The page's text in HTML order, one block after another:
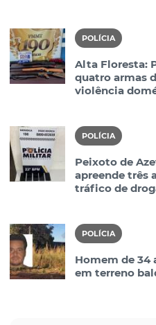
POLÍCIA
Alta Floresta:
quatro armas
violência
POLÍCIA
Peixoto de
apreende três
tráfico de
POLÍCIA
Homem de 34
em terreno